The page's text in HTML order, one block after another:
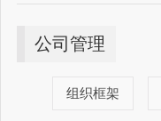
公司管理
组织框架